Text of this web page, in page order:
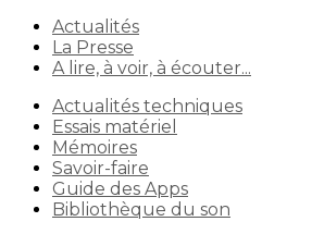
Actualités
La Presse
A lire, à voir, à écouter...
Actualités techniques
Essais matériel
Mémoires
Savoir-faire
Guide des Apps
Bibliothèque du son